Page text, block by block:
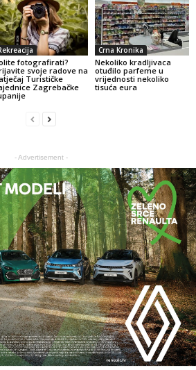
fotografirati?
svoje radove na
Turističke
Zagrebačke
Crna Kronika
Nekoliko kradljivaca
otuđilo parfeme u
vrijednosti nekoliko
tisuća eura
- Advertisement -